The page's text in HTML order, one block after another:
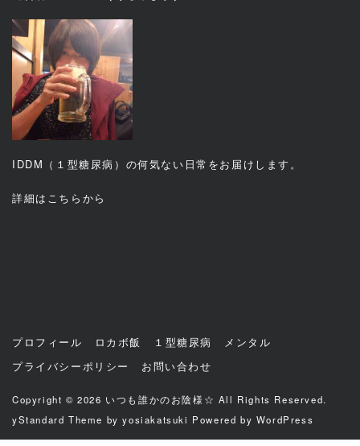
IDDM（１型糖尿病）の何気ない日常をお届けします。
詳細は こちら から
プロフィール ロカボ飯 １型糖尿病
メンタル
プライバシーポリシー
お問い合わせ
Copyright © 2026 いつも誰かのお陰様☆ All Rights Reserved.
yStandard Theme byyosiakatsuki Powered by WordPress